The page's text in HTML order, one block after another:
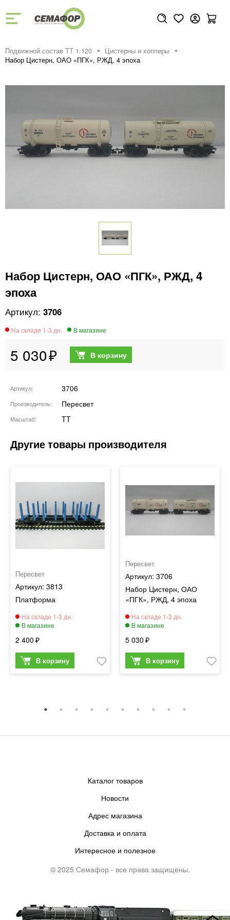
Подвижной состав ТТ 1:120
Цистерны и хопперы
Набор Цистерн, ОАО «ПГК», РЖД, 4 эпоха
Набор Цистерн, ОАО «ПГК», РЖД, 4
эпоха
3706
5 030
Артикул 3706
Производитель Пересвет
Масштаб TT
Пересвет
3813
Платформа
2 400
Пересвет
3706
Набор Цистерн, ОАО
«ПГК», РЖД, 4 эпоха
5 030
Каталог товаров
Новости
Адрес магазина
Доставка и оплата
Интересное и полезное
© 2025 Семафор - все права защищены.